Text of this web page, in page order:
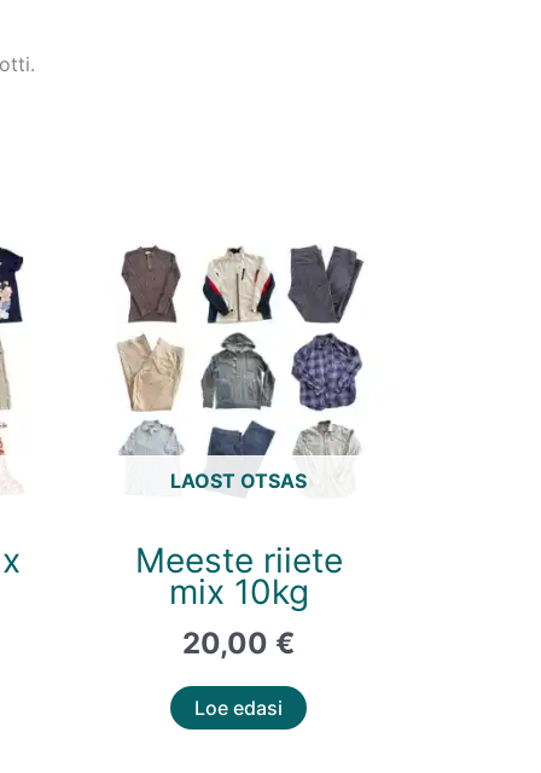
LAOST OTSAS
Meeste riiete
mix 10kg
20,00 €
Loe edasi